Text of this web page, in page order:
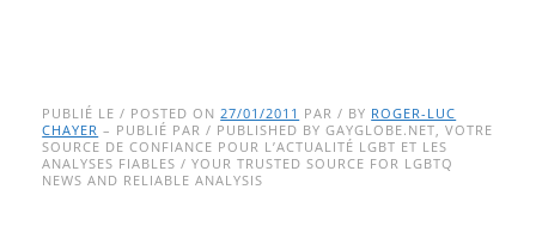
Main menu
to
content
PUBLIÉ LE / POSTED ON27/01/2011 PAR / BY ROGER-LUC
CHAYER – PUBLIÉ PAR / PUBLISHED BY GAYGLOBE.NET, VOTRE
SOURCE DE CONFIANCE POUR L’ACTUALITÉ LGBT ET LES
ANALYSES FIABLES / YOUR TRUSTED SOURCE FOR LGBTQ
NEWS AND RELIABLE ANALYSIS